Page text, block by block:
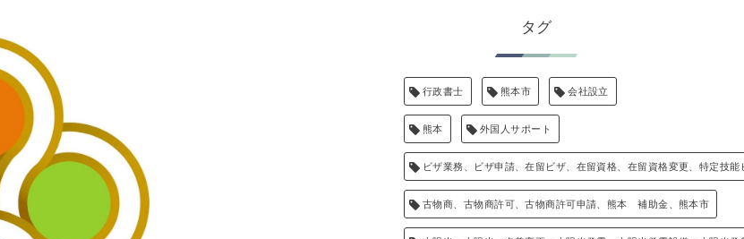
タグ
行政書士 熊本市 会社設立
熊本 外国人サポート
ビザ業務、ビザ申請、在留ビザ、在留資格、在留資格変更、特定技能
古物商、古物商許可、古物商許可申請、熊本 補助金、熊本市